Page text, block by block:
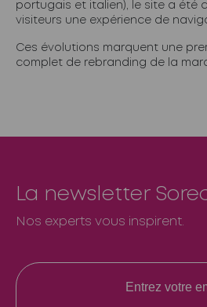
portugais et italien), le site a été
visiteurs une expérience de
Ces évolutions marquent une
complet de rebranding de la
La newsletter
Nos experts vous inspirent.